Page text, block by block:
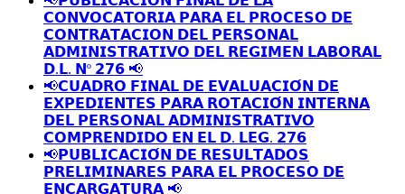
𝗖𝗢𝗡𝗩𝗢𝗖𝗔𝗧𝗢𝗥𝗜𝗔 𝗣𝗔𝗥𝗔 𝗘𝗟 𝗣𝗥𝗢𝗖𝗘𝗦𝗢 𝗗𝗘
𝗖𝗢𝗡𝗧𝗥𝗔𝗧𝗔𝗖𝗜𝗢𝗡 𝗗𝗘𝗟 𝗣𝗘𝗥𝗦𝗢𝗡𝗔𝗟
𝗔𝗗𝗠𝗜𝗡𝗜𝗦𝗧𝗥𝗔𝗧𝗜𝗩𝗢 𝗗𝗘𝗟 𝗥𝗘𝗚𝗜𝗠𝗘𝗡 𝗟𝗔𝗕𝗢𝗥𝗔𝗟
𝗗.𝗟. 𝗡º 𝟮𝟳𝟲 📢
📢𝗖𝗨𝗔𝗗𝗥𝗢 𝗙𝗜𝗡𝗔𝗟 𝗗𝗘 𝗘𝗩𝗔𝗟𝗨𝗔𝗖𝗜𝗢́𝗡 𝗗𝗘
𝗘𝗫𝗣𝗘𝗗𝗜𝗘𝗡𝗧𝗘𝗦 𝗣𝗔𝗥𝗔 𝗥𝗢𝗧𝗔𝗖𝗜𝗢́𝗡 𝗜𝗡𝗧𝗘𝗥𝗡𝗔
𝗗𝗘𝗟 𝗣𝗘𝗥𝗦𝗢𝗡𝗔𝗟 𝗔𝗗𝗠𝗜𝗡𝗜𝗦𝗧𝗥𝗔𝗧𝗜𝗩𝗢
𝗖𝗢𝗠𝗣𝗥𝗘𝗡𝗗𝗜𝗗𝗢 𝗘𝗡 𝗘𝗟 𝗗. 𝗟𝗘𝗚. 𝟮𝟳𝟲
📢𝗣𝗨𝗕𝗟𝗜𝗖𝗔𝗖𝗜𝗢́𝗡 𝗗𝗘 𝗥𝗘𝗦𝗨𝗟𝗧𝗔𝗗𝗢𝗦
𝗣𝗥𝗘𝗟𝗜𝗠𝗜𝗡𝗔𝗥𝗘𝗦 𝗣𝗔𝗥𝗔 𝗘𝗟 𝗣𝗥𝗢𝗖𝗘𝗦𝗢 𝗗𝗘
𝗘𝗡𝗖𝗔𝗥𝗚𝗔𝗧𝗨𝗥𝗔 📢